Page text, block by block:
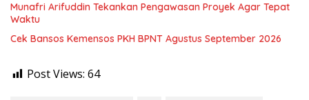
Munafri Arifuddin Tekankan Pengawasan Proyek Agar Tepat
Waktu
Cek Bansos Kemensos PKH BPNT Agustus September 2026
Post Views: 64